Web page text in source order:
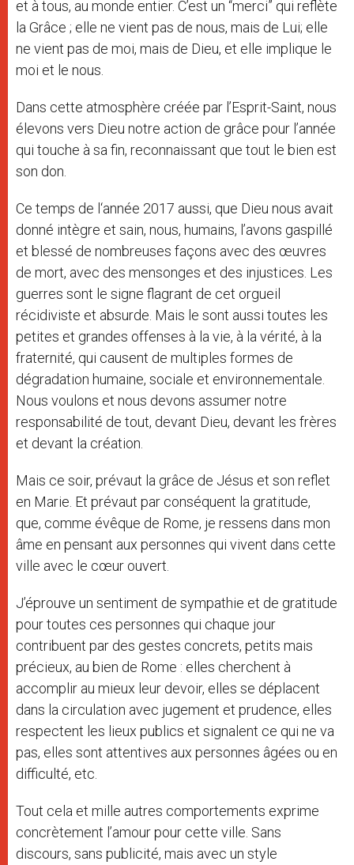
et à tous, au monde entier. C’est un “merci” qui reflète
la Grâce ; elle ne vient pas de nous, mais de Lui; elle
ne vient pas de moi, mais de Dieu, et elle implique le
moi et le nous.
Dans cette atmosphère créée par l’Esprit-Saint, nous
élevons vers Dieu notre action de grâce pour l’année
qui touche à sa fin, reconnaissant que tout le bien est
son don.
Ce temps de l‘année 2017 aussi, que Dieu nous avait
donné intègre et sain, nous, humains, l’avons gaspillé
et blessé de nombreuses façons avec des œuvres
de mort, avec des mensonges et des injustices. Les
guerres sont le signe flagrant de cet orgueil
récidiviste et absurde. Mais le sont aussi toutes les
petites et grandes offenses à la vie, à la vérité, à la
fraternité, qui causent de multiples formes de
dégradation humaine, sociale et environnementale.
Nous voulons et nous devons assumer notre
responsabilité de tout, devant Dieu, devant les frères
et devant la création.
Mais ce soir, prévaut la grâce de Jésus et son reflet
en Marie. Et prévaut par conséquent la gratitude,
que, comme évêque de Rome, je ressens dans mon
âme en pensant aux personnes qui vivent dans cette
ville avec le cœur ouvert.
J’éprouve un sentiment de sympathie et de gratitude
pour toutes ces personnes qui chaque jour
contribuent par des gestes concrets, petits mais
précieux, au bien de Rome : elles cherchent à
accomplir au mieux leur devoir, elles se déplacent
dans la circulation avec jugement et prudence, elles
respectent les lieux publics et signalent ce qui ne va
pas, elles sont attentives aux personnes âgées ou en
difficulté, etc.
Tout cela et mille autres comportements exprime
concrètement l’amour pour cette ville. Sans
discours, sans publicité, mais avec un style